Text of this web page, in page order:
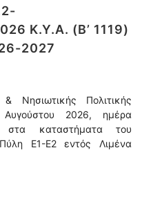
Κ.Υ.Α. (Β’ 1119)
2027
Νησιωτικής Πολιτικής
2026, ημέρα
στα καταστήματα του
Ε1-Ε2 εντός Λιμένα